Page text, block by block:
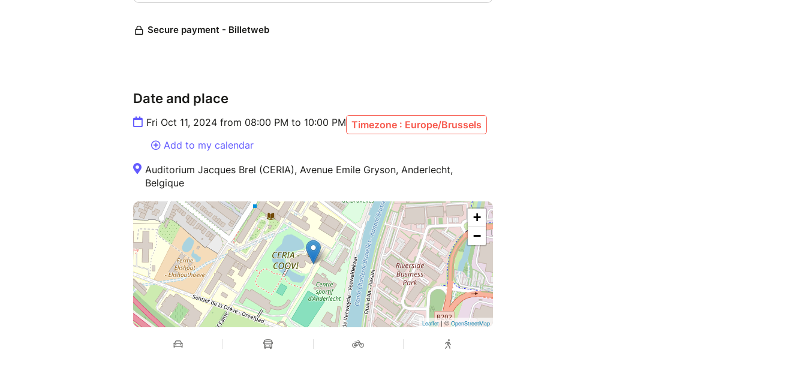
Date and place
Fri Oct 11, 2024 from 08:00 PM to 10:00 PM Timezone : Europe/Brussels
Add to my calendar
Auditorium Jacques Brel (CERIA), Avenue Emile Gryson, Anderlecht,
Belgique
+
−
Leaflet| ©OpenStreetMap